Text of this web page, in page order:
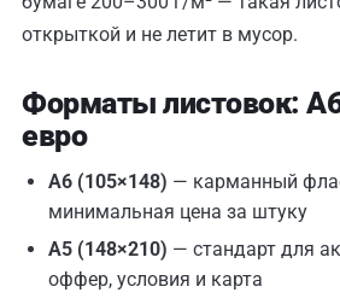
открыткой и не летит в мусор.
Форматы листовок:
евро
А6 (105×148) — карманный
минимальная цена за штуку
А5 (148×210) — стандарт для
оффер, условия и карта